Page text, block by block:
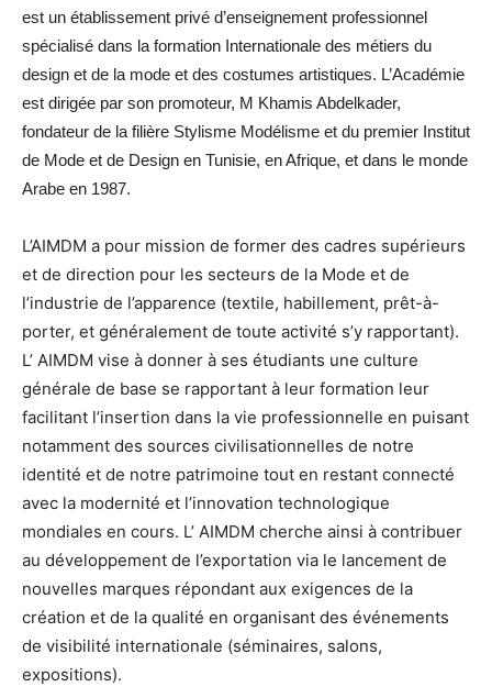
est un établissement privé d’enseignement professionnel
spécialisé dans la formation Internationale des métiers du
design et de la mode et des costumes artistiques. L’Académie
est dirigée par son promoteur, M Khamis Abdelkader,
fondateur de la filière Stylisme Modélisme et du premier Institut
de Mode et de Design en Tunisie, en Afrique, et dans le monde
Arabe en 1987.
L’AIMDM a pour mission de former des cadres supérieurs
et de direction pour les secteurs de la Mode et de
l’industrie de l’apparence (textile, habillement, prêt-à-
porter, et généralement de toute activité s’y rapportant).
L’ AIMDM vise à donner à ses étudiants une culture
générale de base se rapportant à leur formation leur
facilitant l’insertion dans la vie professionnelle en puisant
notamment des sources civilisationnelles de notre
identité et de notre patrimoine tout en restant connecté
avec la modernité et l’innovation technologique
mondiales en cours. L’ AIMDM cherche ainsi à contribuer
au développement de l’exportation via le lancement de
nouvelles marques répondant aux exigences de la
création et de la qualité en organisant des événements
de visibilité internationale (séminaires, salons,
expositions).